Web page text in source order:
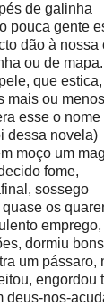
de galinha
pouca gente
dão à nossa
ou de mapa.
que estica,
mais ou
esse o nome
dessa novela)
moço um
fome,
sossego
os
emprego,
dormiu
um pássaro,
engordou
deus-nos-